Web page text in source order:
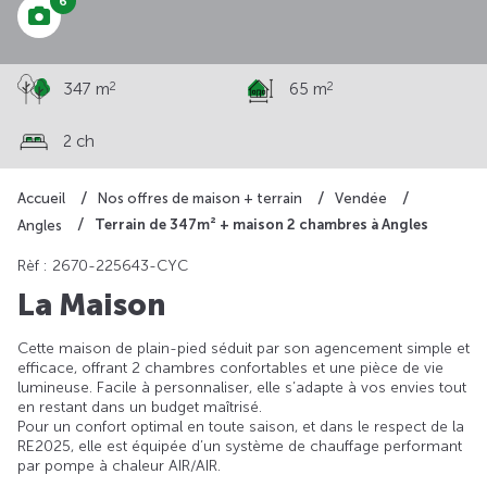
Accueil Nos offres de maison + terrain
Vendée
Angles
Terrain de 347m² + maison 2 chambres à Angles
347 m2 65 m2
2 ch
Rèf : 2670-225643-CYC
La Maison
Cette maison de plain-pied séduit par son agencement simple et
efficace, offrant 2 chambres confortables et une pièce de vie
lumineuse. Facile à personnaliser, elle s’adapte à vos envies tout
en restant dans un budget maîtrisé.
Pour un confort optimal en toute saison, et dans le respect de la
RE2025, elle est équipée d’un système de chauffage performant
par pompe à chaleur AIR/AIR.